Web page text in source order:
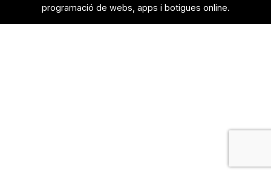
programació de webs, apps i botigues online.